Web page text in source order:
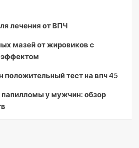
лечения от ВПЧ
мазей от жировиков с
положительный тест на впч 45
папилломы у мужчин: обзор